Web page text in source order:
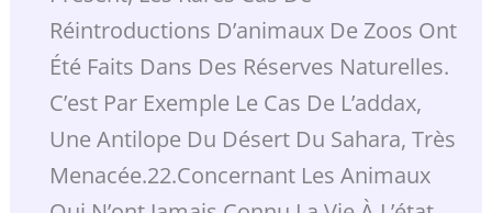
Réintroductions D’animaux De Zoos Ont
Été Faits Dans Des Réserves Naturelles.
C’est Par Exemple Le Cas De L’addax,
Une Antilope Du Désert Du Sahara, Très
Menacée.22.Concernant Les Animaux